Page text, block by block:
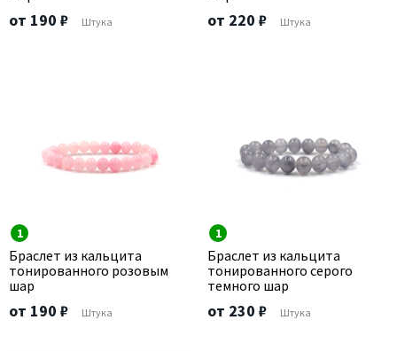
от 190 ₽ Штука от 220 ₽ Штука
1
Браслет из кальцита
тонированного розовым
шар
от 190 ₽ Штука
1
Браслет из кальцита
тонированного серого
темного шар
от 230 ₽ Штука